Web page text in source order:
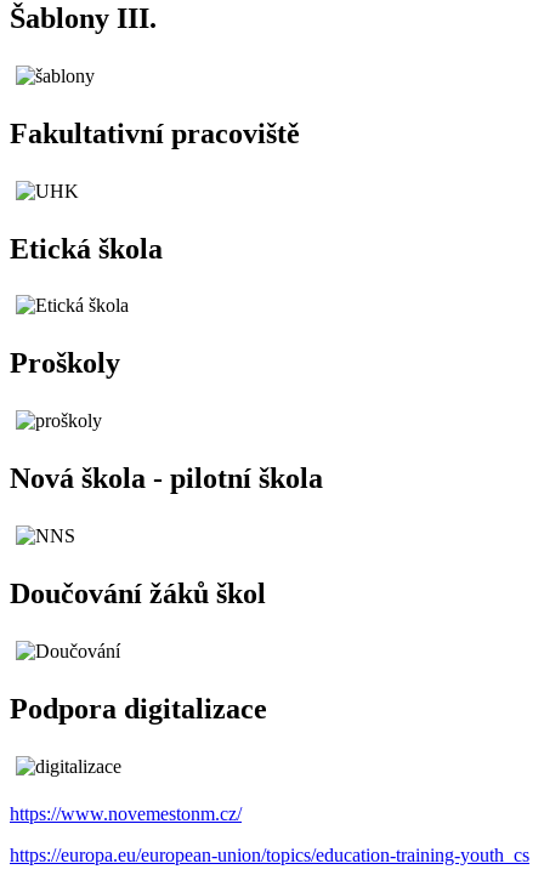
Šablony III.
Fakultativní pracoviště
Etická škola
Proškoly
Nová škola - pilotní škola
Doučování žáků škol
Podpora digitalizace
https://www.novemestonm.cz/
https://europa.eu/european-union/topics/education-training-youth_cs